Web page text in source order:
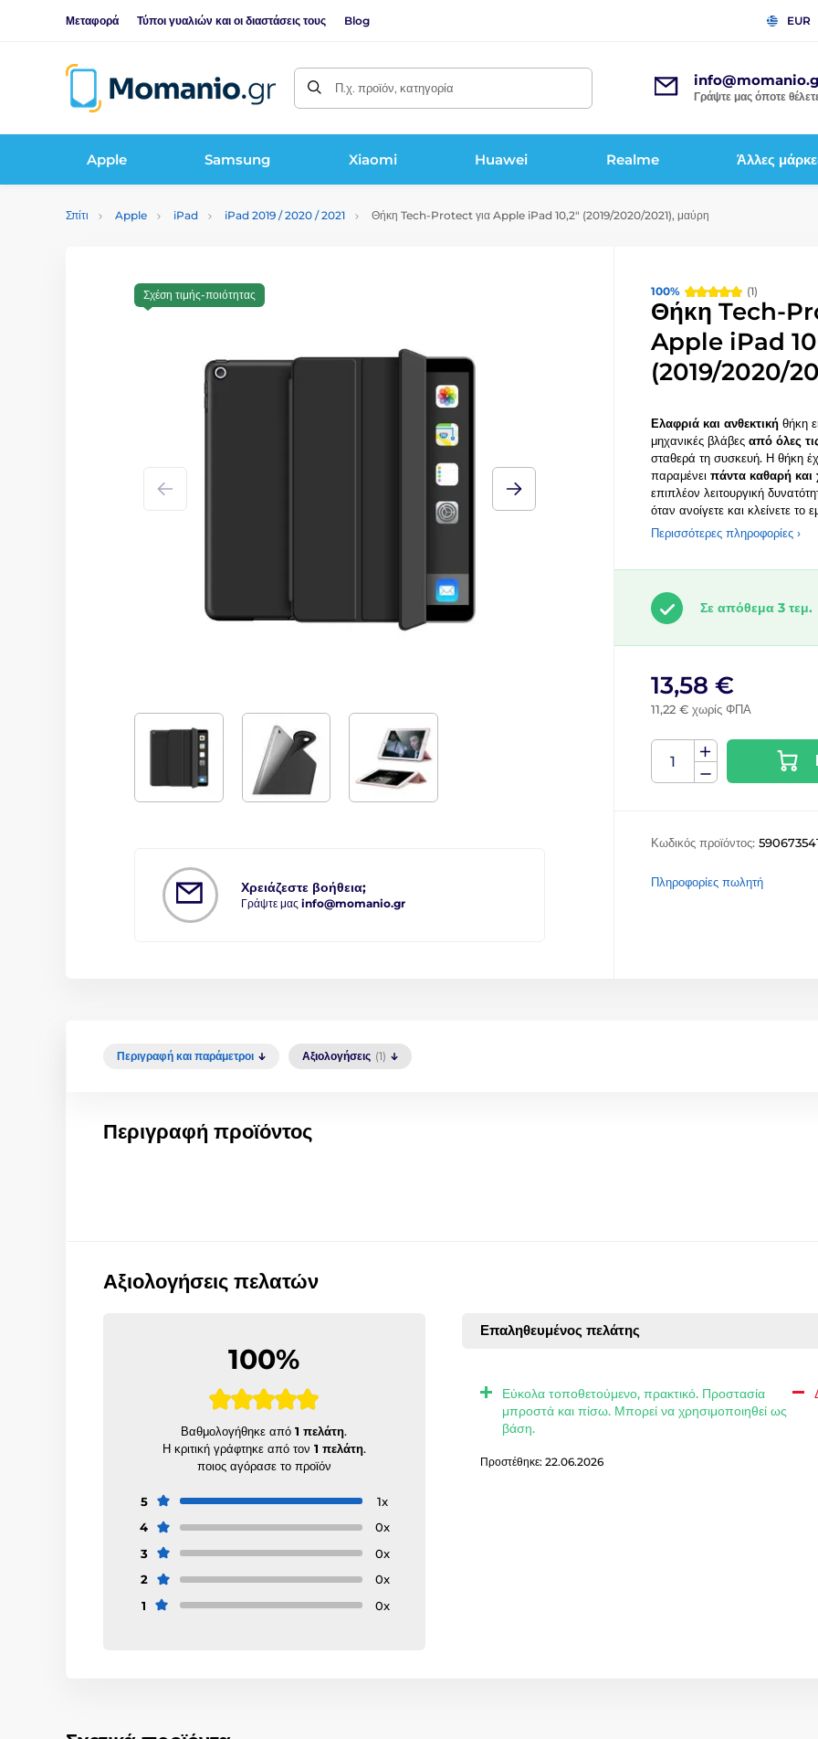
Μεταφορά Τύποι γυαλιών και οι διαστάσεις τους Blog EUR
Π.χ. προϊόν, κατηγορία
Γράψτε μας όποτε
Apple Samsung Xiaomi Huawei Realme Άλλες
Σπίτι Apple iPad iPad 2019 / 2020 / 2021 Θήκη Tech-Protect για Apple iPad 10,2" (2019/2020/2021), μαύρη
100% (1)
Χρειάζεστε βοήθεια;
Γράψτε μας info@momanio.gr
Σχέση τιμής-ποιότητας
Θήκη Tech-
Apple iPad
(2019/2020/
Ελαφριά και ανθεκτική θήκη
μηχανικές βλάβες από όλες
σταθερά τη συσκευή. Η θήκη
παραμένει πάντα καθαρή και
επιπλέον λειτουργική
όταν ανοίγετε και κλείνετε το
Περισσότερες πληροφορίες ›
Σε απόθεμα 3 τεμ.
13,58 €
11,22 € χωρίς ΦΠΑ
Κωδικός προϊόντος:
Πληροφορίες πωλητή
Περιγραφή και παράμετροι Αξιολογήσεις (1)
Περιγραφή προϊόντος
Αξιολογήσεις πελατών
100%
Βαθμολογήθηκε από1 πελάτη.
Η κριτική γράφτηκε από τον 1 πελάτη.
ποιος αγόρασε το προϊόν
5
1x
4
0x
3
0x
2
0x
1
0x
Επαληθευμένος πελάτης
Εύκολα τοποθετούμενο, πρακτικό. Προστασία
μπροστά και πίσω. Μπορεί να χρησιμοποιηθεί ως
βάση.
Προστέθηκε: 22.06.2026